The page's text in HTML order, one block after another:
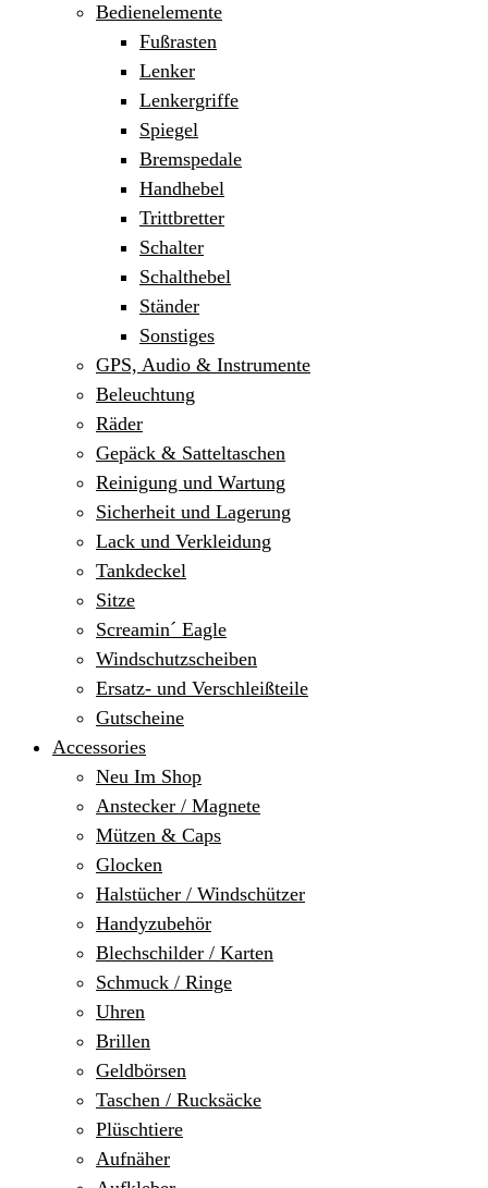
Bedienelemente
Fußrasten
Lenker
Lenkergriffe
Spiegel
Bremspedale
Handhebel
Trittbretter
Schalter
Schalthebel
Ständer
Sonstiges
GPS, Audio & Instrumente
Beleuchtung
Räder
Gepäck & Satteltaschen
Reinigung und Wartung
Sicherheit und Lagerung
Lack und Verkleidung
Tankdeckel
Sitze
Screamin´ Eagle
Windschutzscheiben
Ersatz- und Verschleißteile
Gutscheine
Accessories
Neu Im Shop
Anstecker / Magnete
Mützen & Caps
Glocken
Halstücher / Windschützer
Handyzubehör
Blechschilder / Karten
Schmuck / Ringe
Uhren
Brillen
Geldbörsen
Taschen / Rucksäcke
Plüschtiere
Aufnäher